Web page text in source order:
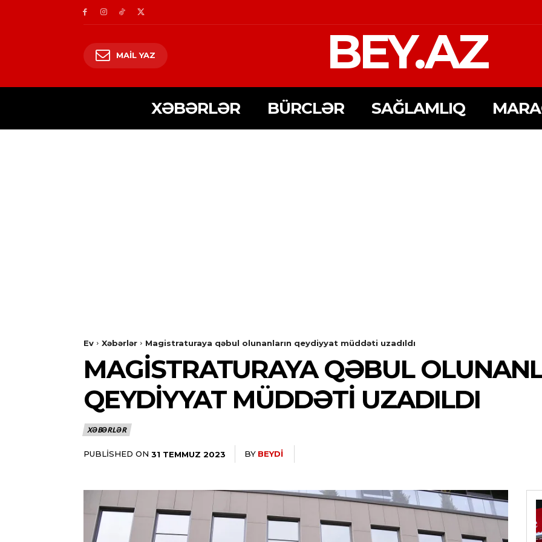
MAIL YAZ BEY.AZ
XƏBƏRLƏR BÜRCLƏR SAĞLAMLIQ
Ev Xəbərlər Magistraturaya qəbul olunanların qeydiyyat müddəti uzadıldı
MAGISTRATURAYA QƏBUL
QEYDIYYAT MÜDDƏTI UZADILDI
XƏBƏRLƏR
PUBLISHED ON 31 TEMMUZ 2023 BY BEYDI